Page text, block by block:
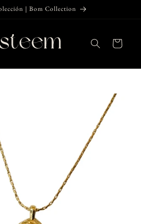
| Bom Collection
Carrito